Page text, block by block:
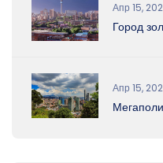
Апр 15,
Город
Апр 15,